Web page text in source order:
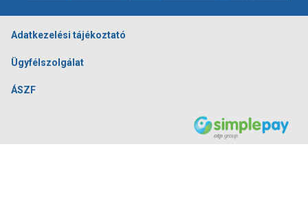
Adatkezelési tájékoztató
Ügyfélszolgálat
ÁSZF